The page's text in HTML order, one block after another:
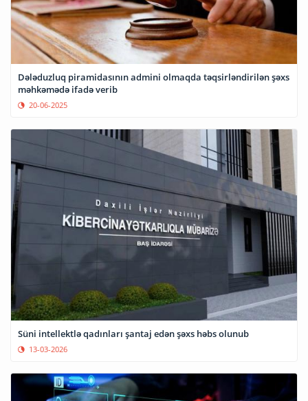
Dələduzluq piramidasının admini olmaqda təqsirləndirilən şəxs
məhkəmədə ifadə verib
20-06-2025
Süni intellektlə qadınları şantaj edən şəxs həbs olunub
13-03-2026